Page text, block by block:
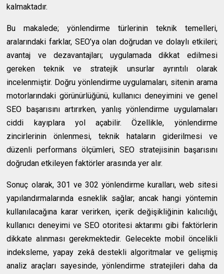
kalmaktadır.
Bu makalede; yönlendirme türlerinin teknik temelleri,
aralarındaki farklar, SEO’ya olan doğrudan ve dolaylı etkileri;
avantaj ve dezavantajları; uygulamada dikkat edilmesi
gereken teknik ve stratejik unsurlar ayrıntılı olarak
incelenmiştir. Doğru yönlendirme uygulamaları, sitenin arama
motorlarındaki görünürlüğünü, kullanıcı deneyimini ve genel
SEO başarısını artırırken, yanlış yönlendirme uygulamaları
ciddi kayıplara yol açabilir. Özellikle, yönlendirme
zincirlerinin önlenmesi, teknik hataların giderilmesi ve
düzenli performans ölçümleri, SEO stratejisinin başarısını
doğrudan etkileyen faktörler arasında yer alır.
Sonuç olarak, 301 ve 302 yönlendirme kuralları, web sitesi
yapılandırmalarında esneklik sağlar; ancak hangi yöntemin
kullanılacağına karar verirken, içerik değişikliğinin kalıcılığı,
kullanıcı deneyimi ve SEO otoritesi aktarımı gibi faktörlerin
dikkate alınması gerekmektedir. Gelecekte mobil öncelikli
indeksleme, yapay zekâ destekli algoritmalar ve gelişmiş
analiz araçları sayesinde, yönlendirme stratejileri daha da